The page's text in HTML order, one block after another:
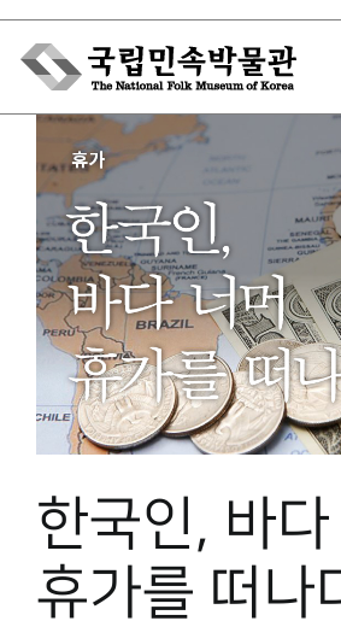
Skip
content
박물관에서는
민속이야기
민속 인사이드
원문보기 PDF
박물관 홈페이지
한국인, 바다
휴가를 떠나